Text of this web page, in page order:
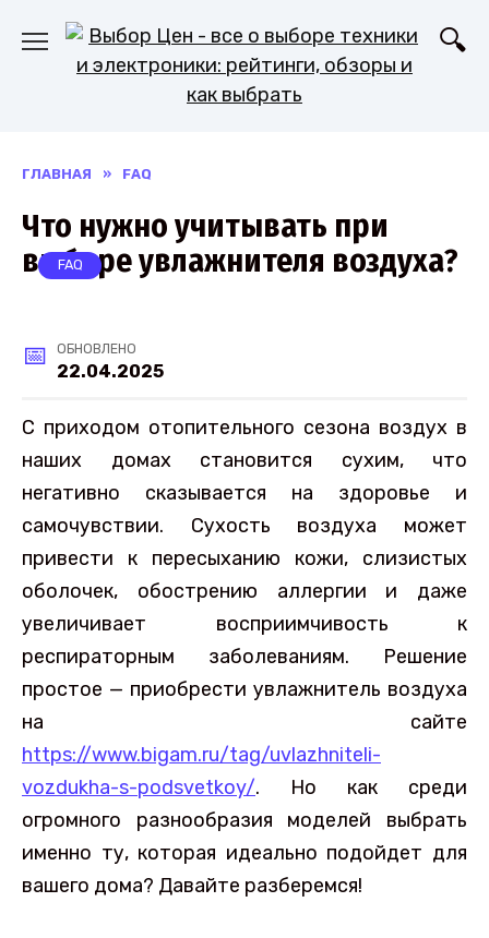
содержанию
ГЛАВНАЯ » FAQ
Что нужно учитывать при
выборе увлажнителя воздуха?
FAQ
ОБНОВЛЕНО
22.04.2025
С приходом отопительного сезона воздух в
наших домах становится сухим, что
негативно сказывается на здоровье и
самочувствии. Сухость воздуха может
привести к пересыханию кожи, слизистых
оболочек, обострению аллергии и даже
увеличивает восприимчивость к
респираторным заболеваниям. Решение
простое — приобрести увлажнитель воздуха
на сайте
https://www.bigam.ru/tag/uvlazhniteli-
vozdukha-s-podsvetkoy/. Но как среди
огромного разнообразия моделей выбрать
именно ту, которая идеально подойдет для
вашего дома? Давайте разберемся!